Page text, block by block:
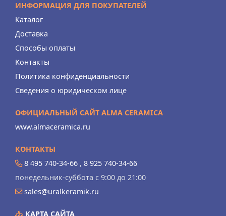
ИНФОРМАЦИЯ ДЛЯ ПОКУПАТЕЛЕЙ
Каталог
Доставка
Способы оплаты
Контакты
Политика конфиденциальности
Сведения о юридическом лице
ОФИЦИАЛЬНЫЙ САЙТ ALMA CERAMICA
www.almaceramica.ru
КОНТАКТЫ
8 495 740-34-66 , 8 925 740-34-66
понедельник-суббота с 9:00 до 21:00
sales@uralkeramik.ru
КАРТА САЙТА